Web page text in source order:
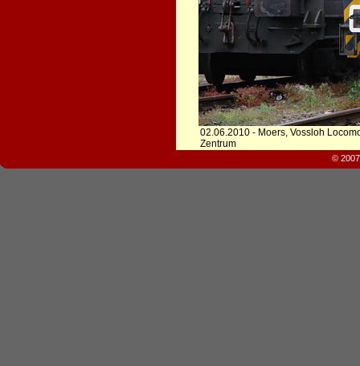
02.06.2010 - Moers, Vossloh
Zentrum
©